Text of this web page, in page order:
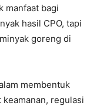
manfaat bagi
hasil CPO, tapi
goreng di
membentuk
regulasi